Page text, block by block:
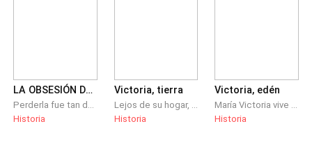
LA OBSESIÓN DEL EMPERADOR
Historia
Victoria, tierra
Historia
Victoria, edén
Historia